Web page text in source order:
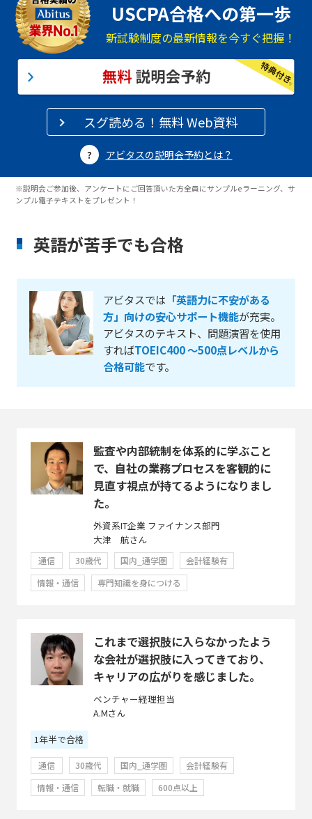
USCPA合格への第一歩
新試験制度の最新情報を今すぐ把握！
スグ読める！無料 Web資料
アビタスの説明会予約とは？
※説明会ご参加後、アンケートにご回答頂いた方全員にサンプルeラーニング、サ
ンプル電子テキストをプレゼント！
英語が苦手でも合格
アビタスでは 「英語力に不安がある
方」向けの安心サポート機能が充実。
アビタスのテキスト、問題演習を使用
すればTOEIC400 ～500点レベルから
合格可能です。
監査や内部統制を体系的に学ぶこと
で、自社の業務プロセスを客観的に
見直す視点が持てるようになりまし
た。
外資系IT企業 ファイナンス部門
大津 航さん
通信 30歳代 国内_通学圏
会計経験有
情報・通信
専門知識を身につける
これまで選択肢に入らなかったよう
な会社が選択肢に入ってきており、
キャリアの広がりを感じました。
ベンチャー経理担当
A.Mさん
1年半で合格
通信 30歳代 国内_通学圏
会計経験有
情報・通信
転職・就職 600点以上